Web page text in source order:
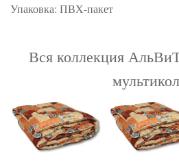
Упаковка: ПВХ-пакет
Вся коллекция